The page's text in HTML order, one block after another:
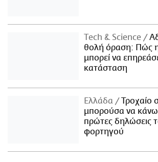
Τech & Science
θολή όραση: Πώς η
μπορεί να
κατάσταση
Ελλάδα
Τροχαίο
μπορούσα να κάνω
πρώτες δηλώσεις
φορτηγού